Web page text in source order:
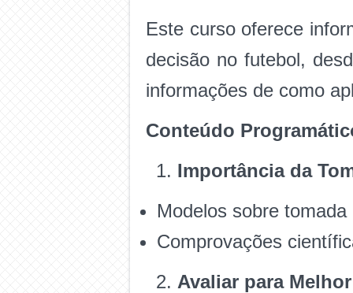
Este curso oferece
decisão no futebol,
informações de como
Conteúdo
Importância da
Modelos sobre
Comprovações
Avaliar para